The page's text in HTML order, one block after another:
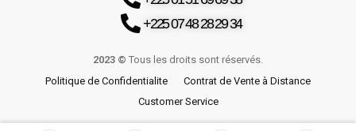
+225 07 48 28 29 34
2023 © Tous les droits sont réservés.
Politique de Confidentialite
Contrat de Vente à Distance
Customer Service